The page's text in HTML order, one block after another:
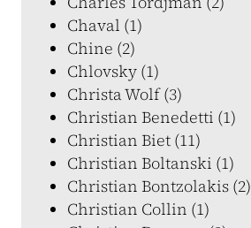
Chaval (1)
Chine (2)
Chlovsky (1)
Christa Wolf (3)
Christian Benedetti (1)
Christian Biet (11)
Christian Boltanski (1)
Christian Bontzolakis (2)
Christian Collin (1)